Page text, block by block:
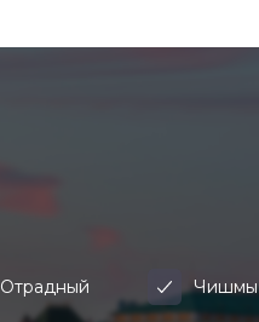
Отрадный Чишмы